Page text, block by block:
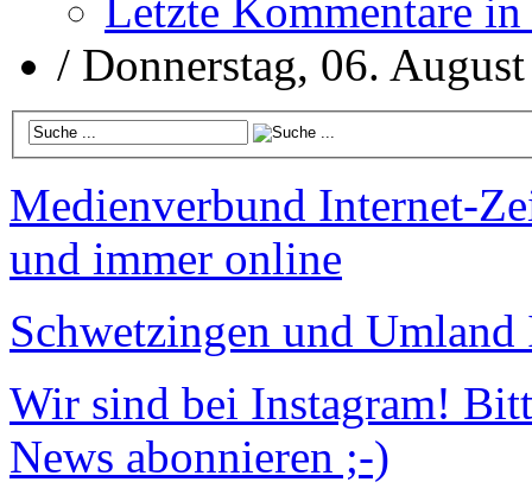
Letzte Kommentare in
/ Donnerstag, 06.
Medienverbund Internet-
und immer online
Schwetzingen und Umland
Wir sind bei Instagram!
News abonnieren ;-)